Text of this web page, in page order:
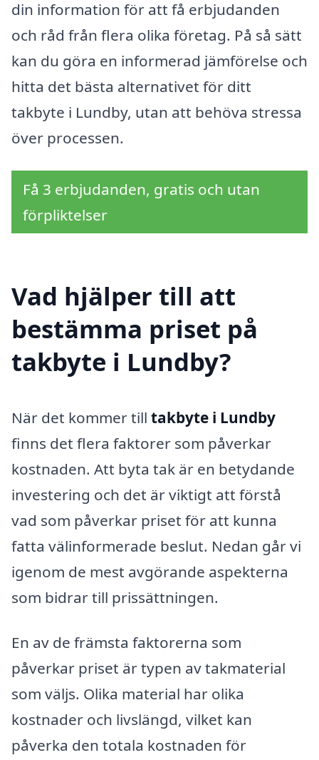
din information för att få erbjudanden
och råd från flera olika företag. På så sätt
kan du göra en informerad jämförelse och
hitta det bästa alternativet för ditt
takbyte i Lundby, utan att behöva stressa
över processen.
Få 3 erbjudanden, gratis och utan
förpliktelser
Vad hjälper till att
bestämma priset på
takbyte i Lundby?
När det kommer till takbyte i Lundby
finns det flera faktorer som påverkar
kostnaden. Att byta tak är en betydande
investering och det är viktigt att förstå
vad som påverkar priset för att kunna
fatta välinformerade beslut. Nedan går vi
igenom de mest avgörande aspekterna
som bidrar till prissättningen.
En av de främsta faktorerna som
påverkar priset är typen av takmaterial
som väljs. Olika material har olika
kostnader och livslängd, vilket kan
påverka den totala kostnaden för